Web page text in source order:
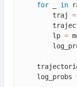
for
in
        traj
=
        lp
=
    log_probs